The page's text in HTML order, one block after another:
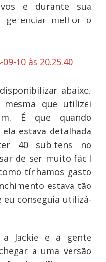
e durante sua
gerenciar melhor o
abaixo,
que utilizei
É que quando
estava detalhada
40 subitens no
de ser muito fácil
tínhamos gasto
estava tão
eu conseguia utilizá-
a Jackie e a gente
a uma versão